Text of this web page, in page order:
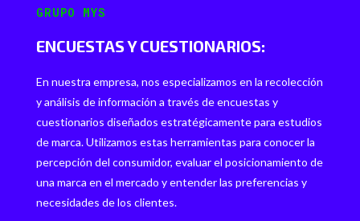
GRUPO MYS
ENCUESTAS Y CUESTIONARIOS:
En nuestra empresa, nos especializamos en la recolección
y análisis de información a través de encuestas y
cuestionarios diseñados estratégicamente para estudios
de marca. Utilizamos estas herramientas para conocer la
percepción del consumidor, evaluar el posicionamiento de
una marca en el mercado y entender las preferencias y
necesidades de los clientes.